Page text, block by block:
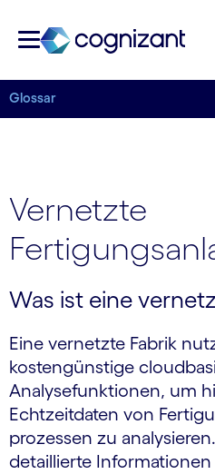
Glossar
Vernetzte
Was ist eine
Eine vernetzte Fabrik
kostengünstige
Analysefunktionen, um
Echtzeitdaten von
prozessen zu
detaillierte